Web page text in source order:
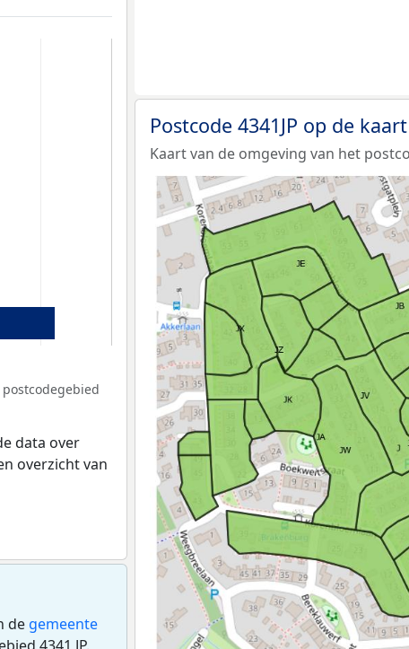
data over
overzicht van
de gemeente
Postcode 4341JP op de kaart
Kaart van de omgeving van het